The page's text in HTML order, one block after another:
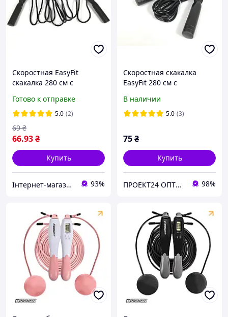
Скоростная EasyFit
скакалка 280 см с
Готово к отправке
5.0 (2)
66.93₴
69 ₴
Купить
Інтернет-магазин товарів для фітнесу Easy4Fit 93%
Скоростная скакалка
EasyFit 280 см с
В наличии
5.0 (3)
75₴
Купить
ПРОЕКТ24 ОПТОВО РОЗНИЧНАЯ КОМПАНИЯ 98%